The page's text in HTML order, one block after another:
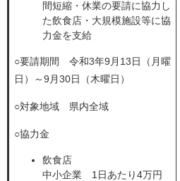
間短縮・休業の要請に協力し
た飲食店・大規模施設等に協
力金を支給
○要請期間 令和3年9月13日（月曜
日）～9月30日（木曜日）
○対象地域 県内全域
○協力金
飲食店
中小企業 1日あたり4万円